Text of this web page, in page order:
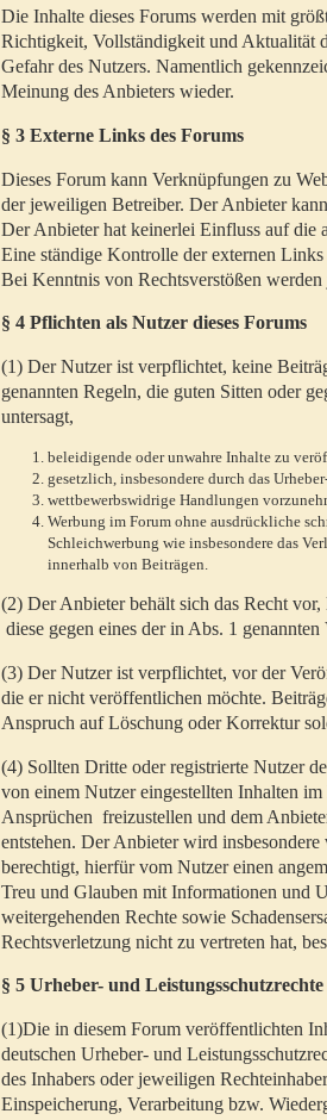
Die Inhalte dieses Forums werden mit
Richtigkeit, Vollständigkeit und Aktualität
Gefahr des Nutzers. Namentlich
Meinung des Anbieters wieder.
§ 3 Externe Links des Forums
Dieses Forum kann Verknüpfungen zu
der jeweiligen Betreiber. Der Anbieter
Der Anbieter hat keinerlei Einfluss auf die
Eine ständige Kontrolle der externen
Bei Kenntnis von Rechtsverstößen
§ 4 Pflichten als Nutzer dieses Forums
(1) Der Nutzer ist verpflichtet, keine
genannten Regeln, die guten Sitten oder
untersagt,
beleidigende oder unwahre Inhalte zu
gesetzlich, insbesondere durch das
wettbewerbswidrige Handlungen
Werbung im Forum ohne ausdrückliche
Schleichwerbung wie insbesondere das
innerhalb von Beiträgen.
(2) Der Anbieter behält sich das Recht
diese gegen eines der in Abs. 1 genannten
(3) Der Nutzer ist verpflichtet, vor der
die er nicht veröffentlichen möchte.
Anspruch auf Löschung oder Korrektur
(4) Sollten Dritte oder registrierte Nutzer
von einem Nutzer eingestellten Inhalten
Ansprüchen freizustellen und dem
entstehen. Der Anbieter wird
berechtigt, hierfür vom Nutzer einen
Treu und Glauben mit Informationen und
weitergehenden Rechte sowie
Rechtsverletzung nicht zu vertreten hat,
§ 5 Urheber- und Leistungsschutzrechte
(1)Die in diesem Forum veröffentlichten
deutschen Urheber- und
des Inhabers oder jeweiligen
Einspeicherung, Verarbeitung bzw.